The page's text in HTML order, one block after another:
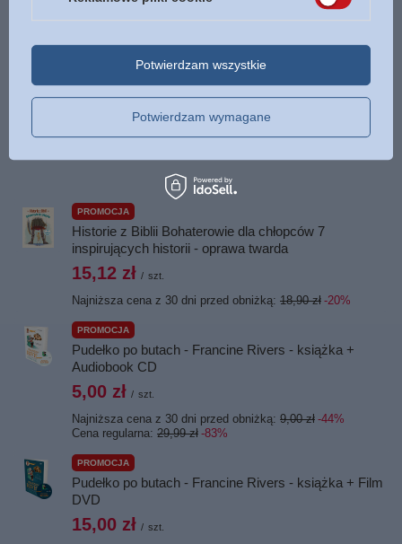
Liczba stron 64
Więcej 978-83-63097-53-0
Język polski
PROMOCJA
Historie z Biblii Bohaterowie dla chłopców 7
inspirujących historii - oprawa twarda
15,12 zł / szt.
Najniższa cena z 30 dni przed obniżką: 18,90 zł -20%
PROMOCJA
Pudełko po butach - Francine Rivers - książka +
Audiobook CD
5,00 zł / szt.
Najniższa cena z 30 dni przed obniżką: 9,00 zł -44%
Cena regularna: 29,99 zł -83%
PROMOCJA
Pudełko po butach - Francine Rivers - książka + Film
DVD
15,00 zł / szt.
Potwierdzam wymagane
Potwierdzam wszystkie